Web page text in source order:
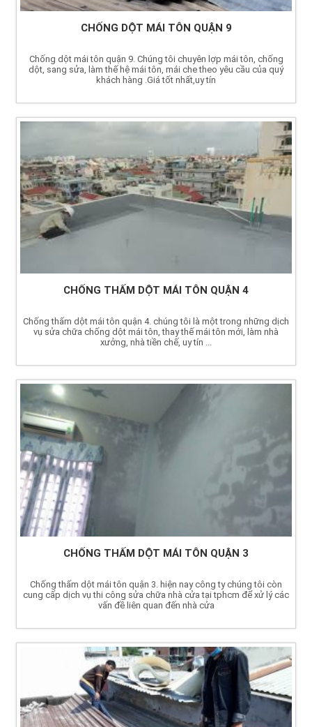
CHỐNG DỘT MÁI TÔN QUẬN 9
Chống dột mái tôn quận 9. Chúng tôi chuyên lợp mái tôn, chống
dột, sang sửa, làm thế hệ mái tôn, mái che theo yêu cầu của quý
khách hàng .Giá tốt nhất,uy tín
CHỐNG THẤM DỘT MÁI TÔN QUẬN 4
Chống thấm dột mái tôn quận 4. chúng tôi là một trong những dịch
vụ sửa chữa chống dột mái tôn, thay thế mái tôn mới, làm nhà
xưởng, nhà tiền chế, uy tín ...
CHỐNG THẤM DỘT MÁI TÔN QUẬN 3
Chống thấm dột mái tôn quận 3. hiện nay công ty chúng tôi còn
cung cấp dịch vụ thi công sửa chữa nhà cửa tại tphcm để xử lý các
vấn đề liên quan đến nhà cửa